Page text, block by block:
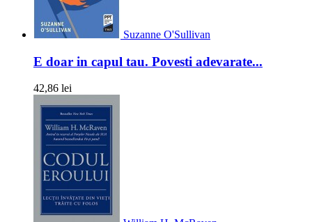
Suzanne O'Sullivan
E doar in capul tau. Povesti adevarate...
42,86 lei